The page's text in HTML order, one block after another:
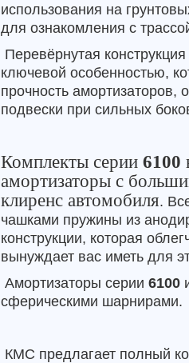
использования на
для ознакомления с
Перевёрнутая
ключевой особенностью,
прочность амортизаторов,
подвески при сильных
Комплекты серии 6100
амортизаторы с
клиренс автомобиля.
чашками пружины из
конструкции, которая
вынуждает вас иметь для
Амортизаторы серии 6100
сферическими шарнирами.
КМС предлагает полный